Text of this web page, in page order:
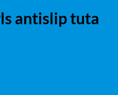
antislip tuta